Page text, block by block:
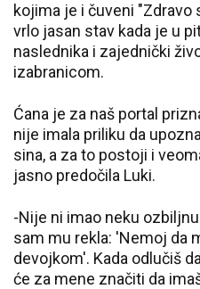
kojima je i čuveni "Zdravo
vrlo jasan stav kada je u
naslednika i zajednički
izabranicom.
Ćana je za naš portal
nije imala priliku da
sina, a za to postoji i
jasno predočila Luki.
-Nije ni imao neku
sam mu rekla: 'Nemoj da
devojkom'. Kada odlučiš
će za mene značiti da